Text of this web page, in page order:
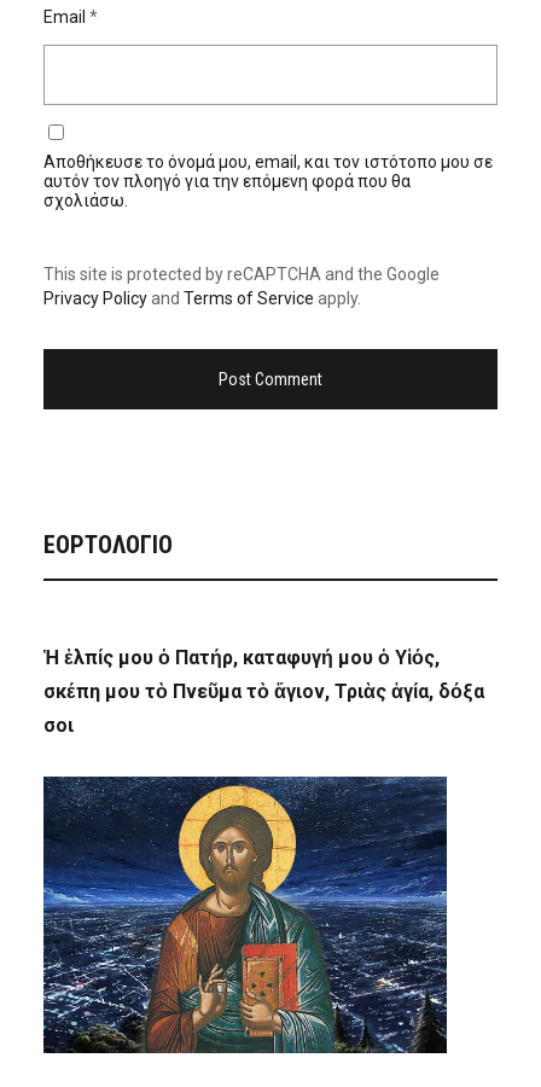
Email *
Αποθήκευσε το όνομά μου, email, και τον ιστότοπο μου σε
αυτόν τον πλοηγό για την επόμενη φορά που θα
σχολιάσω.
This site is protected by reCAPTCHA and the Google
Privacy Policyand Terms of Service apply.
ΕΟΡΤΟΛΟΓΙΟ
Ἡ ἐλπίς μου ὁ Πατήρ, καταφυγή μου ὁ Υἱός,
σκέπη μου τὸ Πνεῦμα τὸ ἅγιον, Τριὰς ἁγία, δόξα
σοι